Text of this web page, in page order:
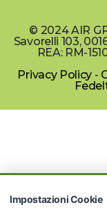
© 2024 AIR
Savorelli 103,
REA: RM-
Privacy Policy -
Impostazioni Cookie